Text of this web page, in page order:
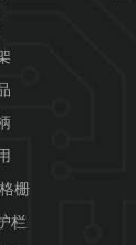
栅
栏